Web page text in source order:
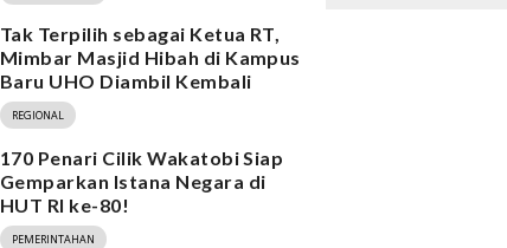
Tak Terpilih sebagai Ketua RT,
Mimbar Masjid Hibah di Kampus
Baru UHO Diambil Kembali
REGIONAL
170 Penari Cilik Wakatobi Siap
Gemparkan Istana Negara di
HUT RI ke-80!
PEMERINTAHAN